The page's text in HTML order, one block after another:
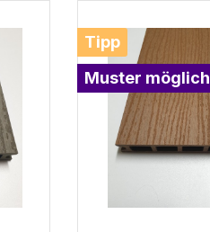
Tipp
Muster möglich